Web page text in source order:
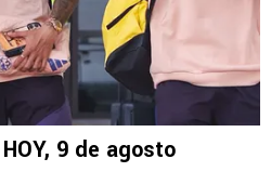
9 de agosto